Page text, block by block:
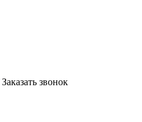
Заказать звонок